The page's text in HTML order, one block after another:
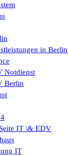
in Berlin
Notdienst
Berlin
IT \& EDV
IT